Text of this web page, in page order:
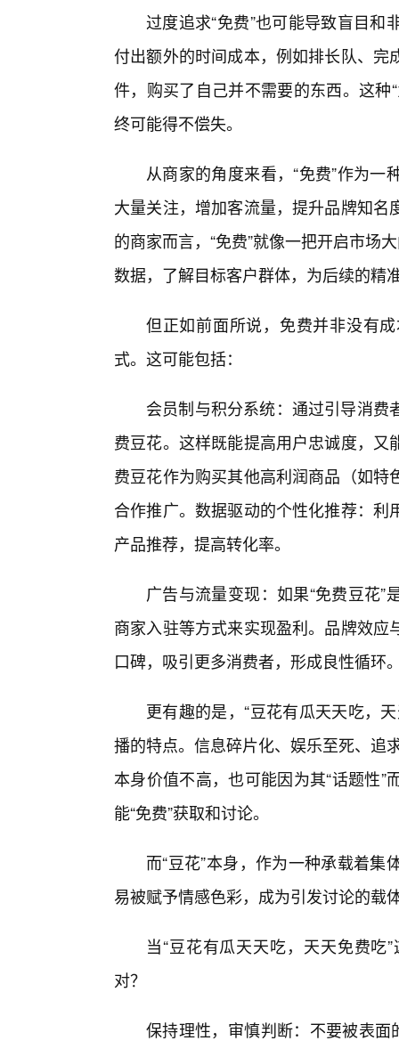
过度追求“免费”也可能导致盲目
付出额外的时间成本，例如排长队、
件，购买了自己并不需要的东西。这
终可能得不偿失。
从商家的角度来看，“免费”作为
大量关注，增加客流量，提升品牌知
的商家而言，“免费”就像一把开启市场
数据，了解目标客户群体，为后续的精
但正如前面所说，免费并非没有
式。这可能包括：
会员制与积分系统：通过引导消
费豆花。这样既能提高用户忠诚度，
费豆花作为购买其他高利润商品（如
合作推广。数据驱动的个性化推荐：
产品推荐，提高转化率。
广告与流量变现：如果“免费豆花
商家入驻等方式来实现盈利。品牌效
口碑，吸引更多消费者，形成良性循环
更有趣的是，“豆花有瓜天天吃，
播的特点。信息碎片化、娱乐至死、追
本身价值不高，也可能因为其“话题性
能“免费”获取和讨论。
而“豆花”本身，作为一种承载着
易被赋予情感色彩，成为引发讨论的载
当“豆花有瓜天天吃，天天免费吃
对？
保持理性，审慎判断：不要被表面